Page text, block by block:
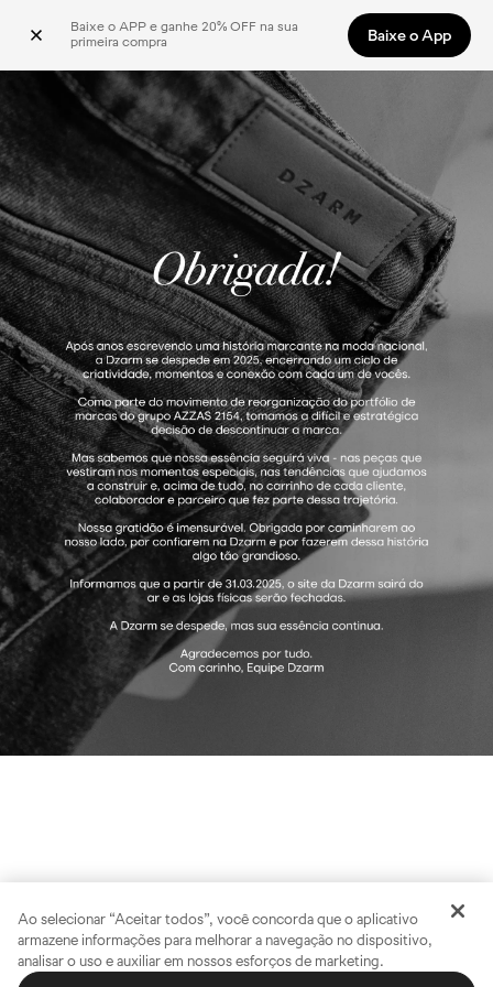
Baixe o APP e ganhe 20% OFF na sua
primeira compra
Baixe o App
Ao selecionar “Aceitar todos”, você concorda que o aplicativo
armazene informações para melhorar a navegação no dispositivo,
analisar o uso e auxiliar em nossos esforços de marketing.